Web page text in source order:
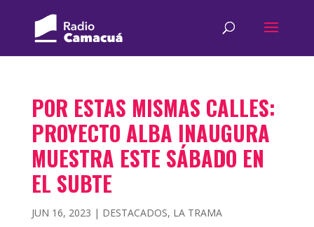
POR ESTAS MISMAS CALLES:
PROYECTO ALBA INAUGURA
MUESTRA ESTE SÁBADO EN
EL SUBTE
JUN 16, 2023 | DESTACADOS, LA TRAMA